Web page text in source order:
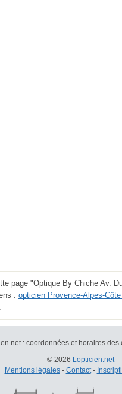
page "Optique By Chiche Av.
: opticien Provence-Alpes-
.
: coordonnées et horaires des
© 2026 Lopticien.net
Mentions légales- Contact-